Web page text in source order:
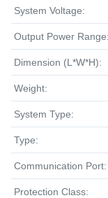
System Voltage:
Output Power Range:
Dimension (L*W*H):
Weight:
System Type:
Type:
Communication Port:
Protection Class: